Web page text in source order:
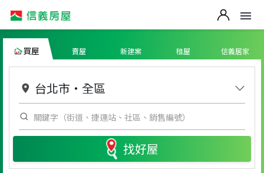
買屋 賣屋 新建案 租屋 信義居家
台北市 ・ 全區
找好屋